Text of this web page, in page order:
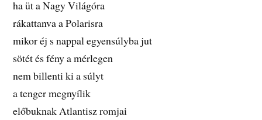
ha üt a Nagy Világóra
rákattanva a Polarisra
mikor éj s nappal egyensúlyba jut
sötét és fény a mérlegen
nem billenti ki a súlyt
a tenger megnyílik
előbuknak Atlantisz romjai